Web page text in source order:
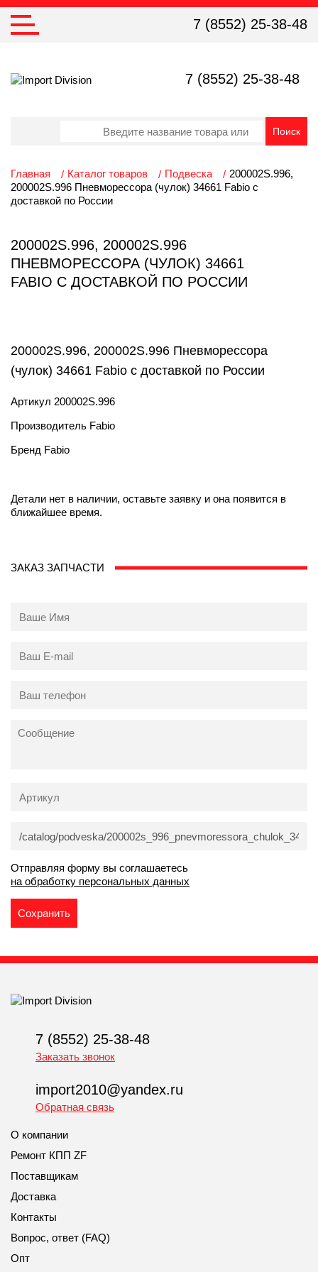
7 (8552) 25-38-48
7 (8552) 25-38-48
Главная Каталог товаров Подвеска
200002S.996,
200002S.996 Пневморессора (чулок) 34661 Fabio с
доставкой по России
200002S.996, 200002S.996
ПНЕВМОРЕССОРА (ЧУЛОК) 34661
FABIO С ДОСТАВКОЙ ПО РОССИИ
200002S.996, 200002S.996 Пневморессора
(чулок) 34661 Fabio с доставкой по России
Артикул 200002S.996
Производитель Fabio
Бренд Fabio
Детали нет в наличии, оставьте заявку и она появится в
ближайшее время.
ЗАКАЗ ЗАПЧАСТИ
Отправляя форму вы соглашаетесь
на обработку персональных данных
7 (8552) 25-38-48
Заказать звонок
import2010@yandex.ru
Обратная связь
О компании
Ремонт КПП ZF
Поставщикам
Доставка
Контакты
Вопрос, ответ (FAQ)
Опт